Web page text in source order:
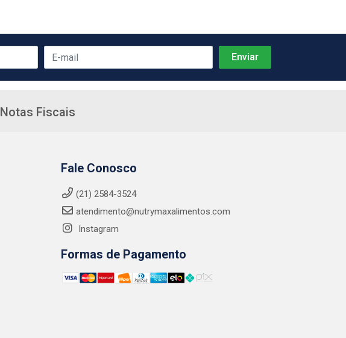
Notas Fiscais
Fale Conosco
(21) 2584-3524
atendimento@nutrymaxalimentos.com
Instagram
Formas de Pagamento